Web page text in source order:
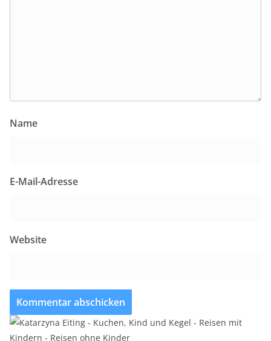
Name
E-Mail-Adresse
Website